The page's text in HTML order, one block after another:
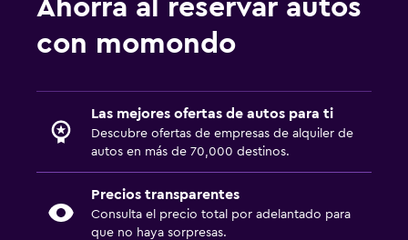
Ahorra al reservar autos
con momondo
Las mejores ofertas de autos para ti
Descubre ofertas de empresas de alquiler de
autos en más de 70,000 destinos.
Precios transparentes
Consulta el precio total por adelantado para
que no haya sorpresas.